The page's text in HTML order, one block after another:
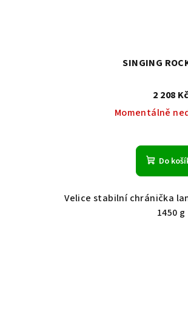
SINGING
2 208 Kč
Momentálně
Do
Velice stabilní chránička
1450 g